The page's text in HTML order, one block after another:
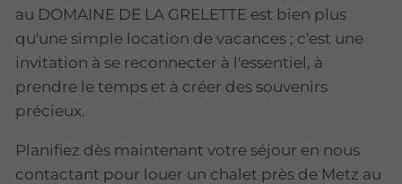
au DOMAINE DE LA GRELETTE est bien plus
qu'une simple location de vacances ; c'est une
invitation à se reconnecter à l'essentiel, à
prendre le temps et à créer des souvenirs
précieux.
Planifiez dès maintenant votre séjour en nous
contactant pour louer un chalet près de Metz au